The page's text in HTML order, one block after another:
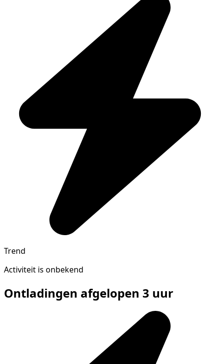
Trend
Activiteit is onbekend
Ontladingen afgelopen 3 uur